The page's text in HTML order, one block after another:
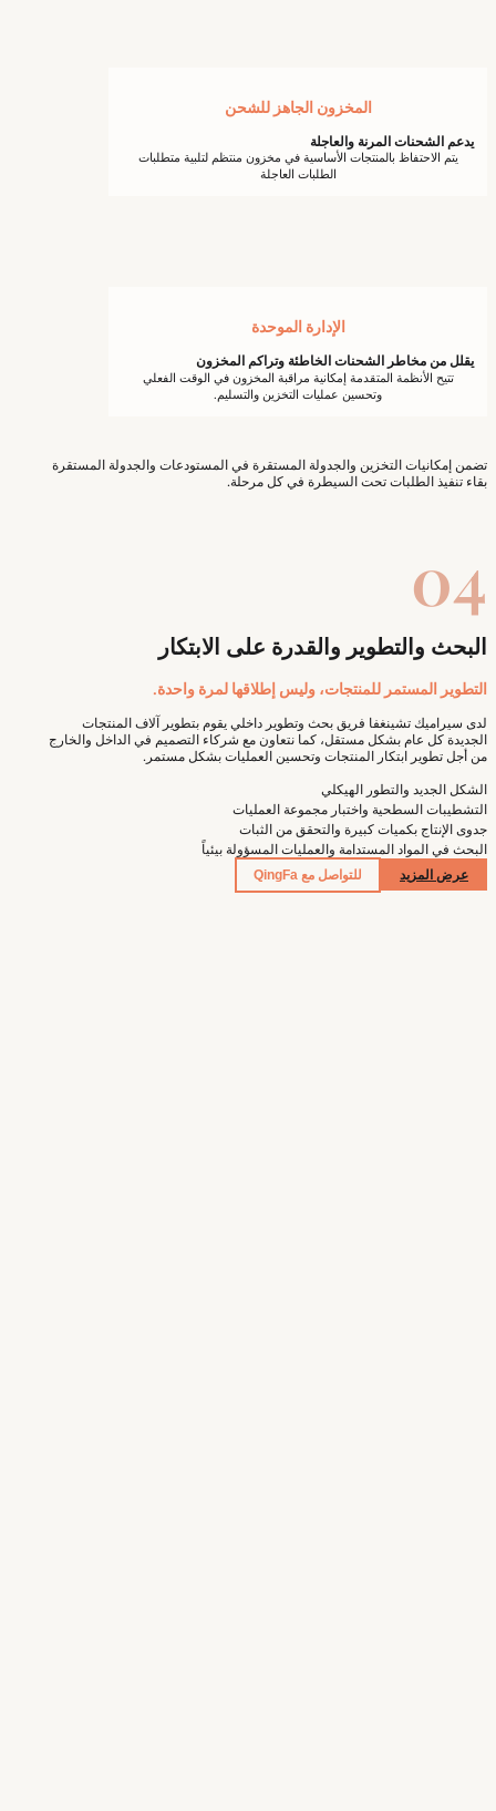
المخزون الجاهز للشحن
يدعم الشحنات المرنة والعاجلة
يتم الاحتفاظ بالمنتجات الأساسية في مخزون منتظم لتلبية متطلبات
الطلبات العاجلة
الإدارة الموحدة
يقلل من مخاطر الشحنات الخاطئة وتراكم المخزون
تتيح الأنظمة المتقدمة إمكانية مراقبة المخزون في الوقت الفعلي
وتحسين عمليات التخزين والتسليم.
تضمن إمكانيات التخزين والجدولة المستقرة في المستودعات والجدولة المستقرة
بقاء تنفيذ الطلبات تحت السيطرة في كل مرحلة.
04
البحث والتطوير والقدرة على الابتكار
التطوير المستمر للمنتجات، وليس إطلاقها لمرة واحدة.
لدى سيراميك تشينغفا فريق بحث وتطوير داخلي يقوم بتطوير آلاف المنتجات
الجديدة كل عام بشكل مستقل، كما نتعاون مع شركاء التصميم في الداخل والخارج
من أجل تطوير ابتكار المنتجات وتحسين العمليات بشكل مستمر.
الشكل الجديد والتطور الهيكلي
التشطيبات السطحية واختبار مجموعة العمليات
جدوى الإنتاج بكميات كبيرة والتحقق من الثبات
البحث في المواد المستدامة والعمليات المسؤولة بيئياً
عرض المزيد
للتواصل مع QingFa